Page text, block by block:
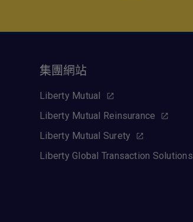
集團網站
Liberty Mutual
Liberty Mutual Reinsurance
Liberty Mutual Surety
Liberty Global Transaction Solutions